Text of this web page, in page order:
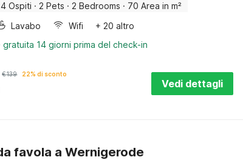
4 Ospiti · 2 Pets · 2 Bedrooms · 70 Area in m²
Lavabo Wifi
+ 20 altro
gratuita 14 giorni prima del check-in
€139 22% di sconto
Vedi dettagli
favola a Wernigerode